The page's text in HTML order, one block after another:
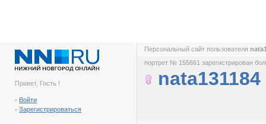
Привет, Гость !
- Войти
- Зарегистрироваться
Персональный сайт пользователя
портрет № 155661 зарегистрирован
nata131184